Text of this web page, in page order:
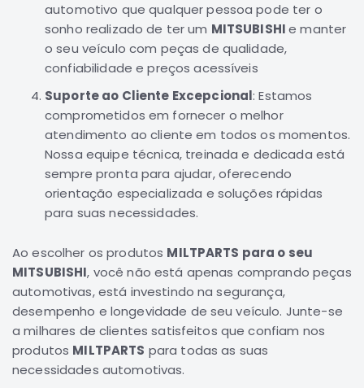
Acessórios
Grandis
Motor
Suspensão
Freio
Correias
Filtros
Transmissão
Elétrica
ECLIPSE
CROSS
Peças
Originais
Montadoras
Corola
automotivo que qualquer pessoa pode ter o
sonho realizado de ter um MITSUBISHIe manter
o seu veículo com peças de qualidade,
confiabilidade e preços acessíveis
Suporte ao Cliente Excepcional: Estamos
comprometidos em fornecer o melhor
atendimento ao cliente em todos os momentos.
Nossa equipe técnica, treinada e dedicada está
sempre pronta para ajudar, oferecendo
orientação especializada e soluções rápidas
para suas necessidades.
Ao escolher os produtos MILTPARTS para o seu
MITSUBISHI, você não está apenas comprando peças
automotivas, está investindo na segurança,
desempenho e longevidade de seu veículo. Junte-se
a milhares de clientes satisfeitos que confiam nos
produtos MILTPARTS para todas as suas
necessidades automotivas.